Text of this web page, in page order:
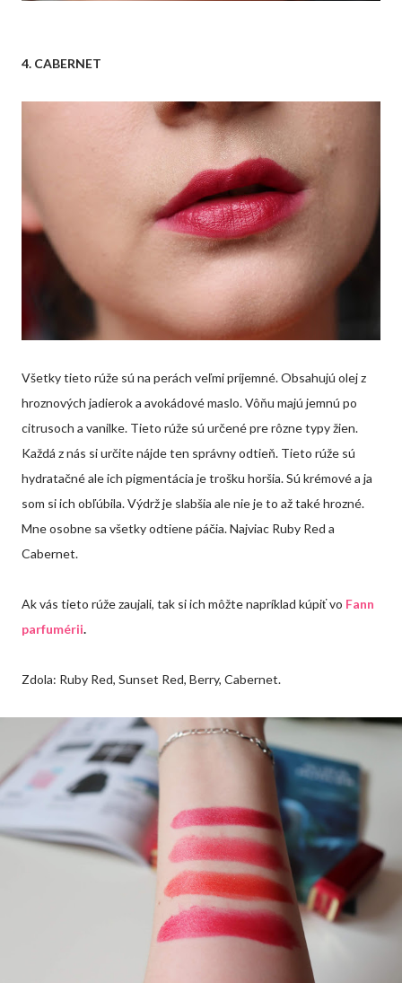
4. CABERNET
Všetky tieto rúže sú na perách veľmi príjemné. Obsahujú olej z
hroznových jadierok a avokádové maslo. Vôňu majú jemnú po
citrusoch a vanilke. Tieto rúže sú určené pre rôzne typy žien.
Každá z nás si určite nájde ten správny odtieň. Tieto rúže sú
hydratačné ale ich pigmentácia je trošku horšia. Sú krémové a ja
som si ich obľúbila. Výdrž je slabšia ale nie je to až také hrozné.
Mne osobne sa všetky odtiene páčia. Najviac Ruby Red a
Cabernet.
Ak vás tieto rúže zaujali, tak si ich môžte napríklad kúpiť vo Fann
parfumérii.
Zdola: Ruby Red, Sunset Red, Berry, Cabernet.